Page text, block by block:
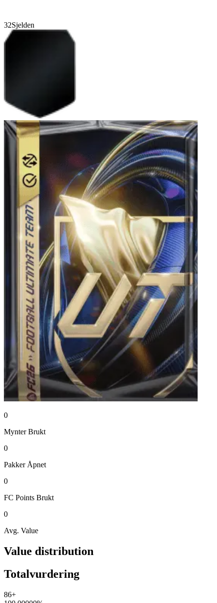
32Sjelden
0
Mynter Brukt
0
Pakker Åpnet
0
FC Points Brukt
0
Avg. Value
Value distribution
Totalvurdering
86+